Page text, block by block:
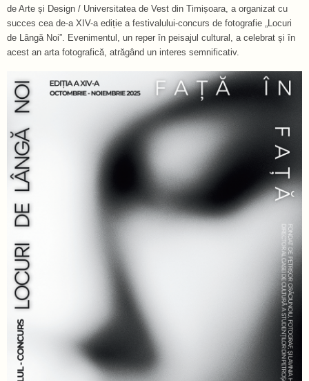
de Arte și Design / Universitatea de Vest din Timișoara, a organizat cu
succes cea de-a XIV-a ediție a festivalului-concurs de fotografie „Locuri
de Lângă Noi”. Evenimentul, un reper în peisajul cultural, a celebrat și în
acest an arta fotografică, atrăgând un interes semnificativ.